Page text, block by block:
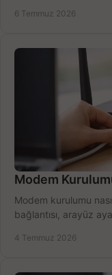
6 Temmuz 2026
Modem
Modem kurulumu
bağlantısı, arayüz
4 Temmuz 2026